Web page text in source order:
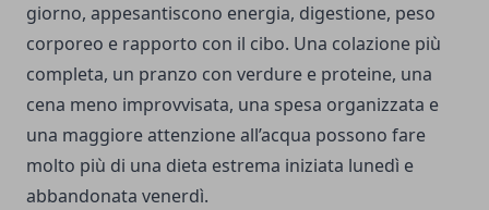
giorno, appesantiscono energia, digestione, peso
corporeo e rapporto con il cibo. Una colazione più
completa, un pranzo con verdure e proteine, una
cena meno improvvisata, una spesa organizzata e
una maggiore attenzione all’acqua possono fare
molto più di una dieta estrema iniziata lunedì e
abbandonata venerdì.